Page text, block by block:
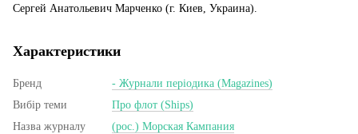
Сергей Анатольевич Марченко (г. Киев, Украина).
Характеристики
Бренд
- Журнали періодика (Magazines)
Вибір теми
Про флот (Ships)
Назва журналу
(рос.) Морская Кампания